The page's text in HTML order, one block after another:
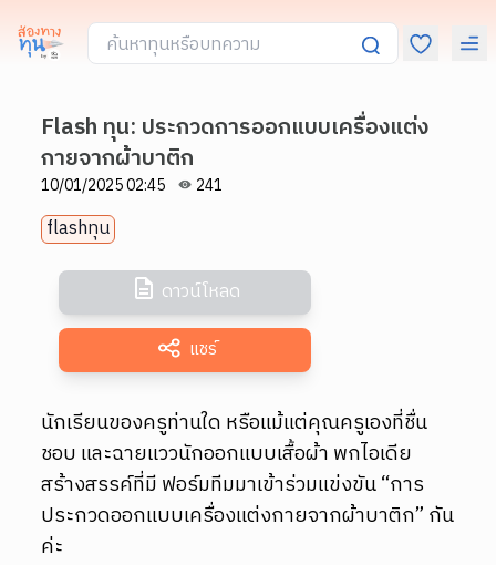
Flash ทุน: ประกวดการออกแบบเครื่องแต่ง
กายจากผ้าบาติก
10/01/2025 02:45 241
flashทุน
ดาวน์โหลด
แชร์
นักเรียนของครูท่านใด หรือแม้แต่คุณครูเองที่ชื่น
ชอบ และฉายแววนักออกแบบเสื้อผ้า พกไอเดีย
สร้างสรรค์ที่มี ฟอร์มทีมมาเข้าร่วมแข่งขัน “การ
ประกวดออกแบบเครื่องแต่งกายจากผ้าบาติก” กัน
ค่ะ